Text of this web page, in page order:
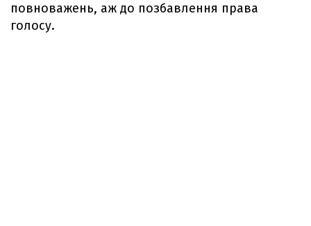
повноважень, аж до позбавлення права
голосу.